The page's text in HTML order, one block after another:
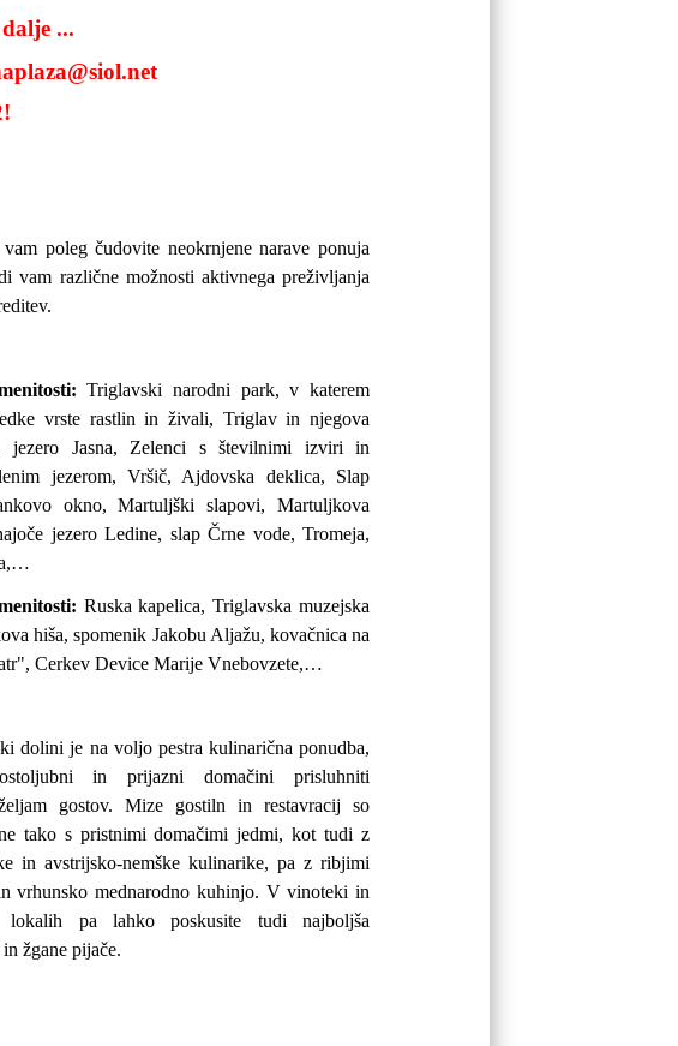
...
poleg čudovite neokrnjene narave ponuja
vam različne možnosti aktivnega preživljanja
Triglavski narodni park, v katerem
vrste rastlin in živali, Triglav in njegova
jezero Jasna, Zelenci s številnimi izviri in
jezerom, Vršič, Ajdovska deklica, Slap
okno, Martuljški slapovi, Martuljkova
jezero Ledine, slap Črne vode, Tromeja,
Ruska kapelica, Triglavska muzejska
hiša, spomenik Jakobu Aljažu, kovačnica na
Cerkev Device Marije Vnebovzete,…
dolini je na voljo pestra kulinarična ponudba,
in prijazni domačini prisluhniti
gostov. Mize gostiln in restavracij so
tako s pristnimi domačimi jedmi, kot tudi z
in avstrijsko-nemške kulinarike, pa z ribjimi
vrhunsko mednarodno kuhinjo. V vinoteki in
lokalih pa lahko poskusite tudi najboljša
žgane pijače.